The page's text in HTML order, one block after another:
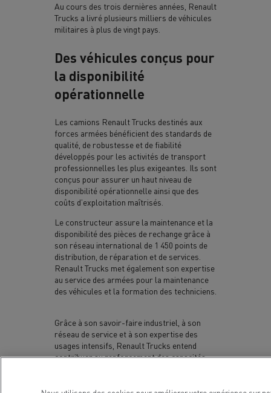
Au cours des trois dernières années, Renault
Trucks a livré plusieurs milliers de véhicules
militaires à plus de vingt pays.
Des véhicules conçus pour
la disponibilité
opérationnelle
Les camions Renault Trucks destinés aux
forces armées bénéficient des standards de
qualité, de robustesse et de fiabilité
développés pour les activités de transport
professionnelles les plus exigeantes. Ils sont
conçus pour assurer un haut niveau de
disponibilité opérationnelle ainsi que des
coûts d’exploitation maîtrisés.
Le constructeur assure la maintenance et la
disponibilité des pièces de rechange grâce à
son réseau international de 1 450 points de
distribution, de réparation et de services.
Renault Trucks met également son expertise
au service des armées pour la maintenance
des véhicules et la formation des techniciens.
Grâce à son savoir-faire industriel, à son
réseau de service et à son expertise des
usages intensifs, Renault Trucks entend
contribuer au renforcement des capacités